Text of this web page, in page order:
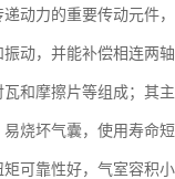
动力的重要传动元件
动，并能补偿相连两
和摩擦片等组成；其
烧坏气囊，使用寿命
可靠性好，气室容积